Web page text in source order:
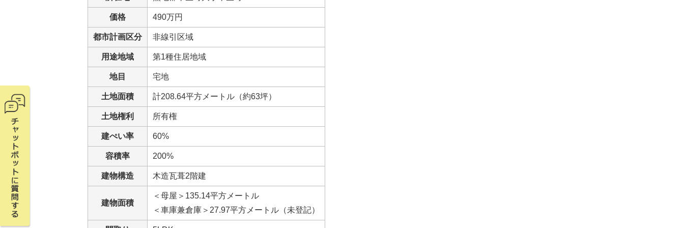
価格 490万円
都市計画区分 非線引区域
用途地域 第1種住居地域
地目 宅地
土地面積 計208.64平方メートル（約63坪）
土地権利 所有権
建ぺい率 60%
容積率 200%
建物構造 木造瓦葺2階建
建物面積
＜母屋＞135.14平方メートル
＜車庫兼倉庫＞27.97平方メートル（未登記）